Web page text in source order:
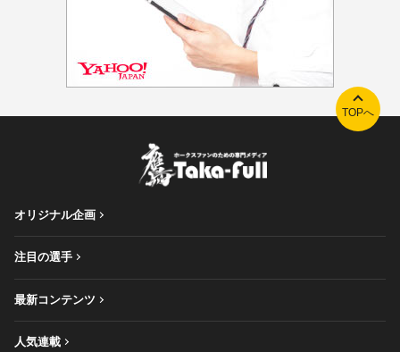
TOPへ
オリジナル企画
注目の選手
最新コンテンツ
人気連載